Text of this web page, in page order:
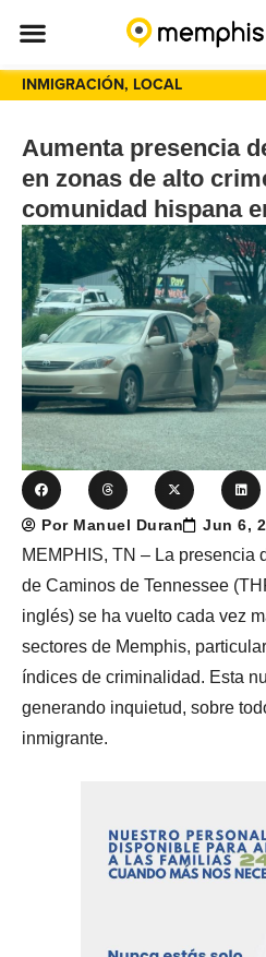
INMIGRACIÓN, LOCAL
Aumenta presencia
en zonas de alto
comunidad hispana
Por Manuel Duran Jun 6,
MEMPHIS, TN – La presencia
de Caminos de Tennessee
inglés) se ha vuelto cada vez
sectores de Memphis,
índices de criminalidad. Esta
generando inquietud, sobre
inmigrante.